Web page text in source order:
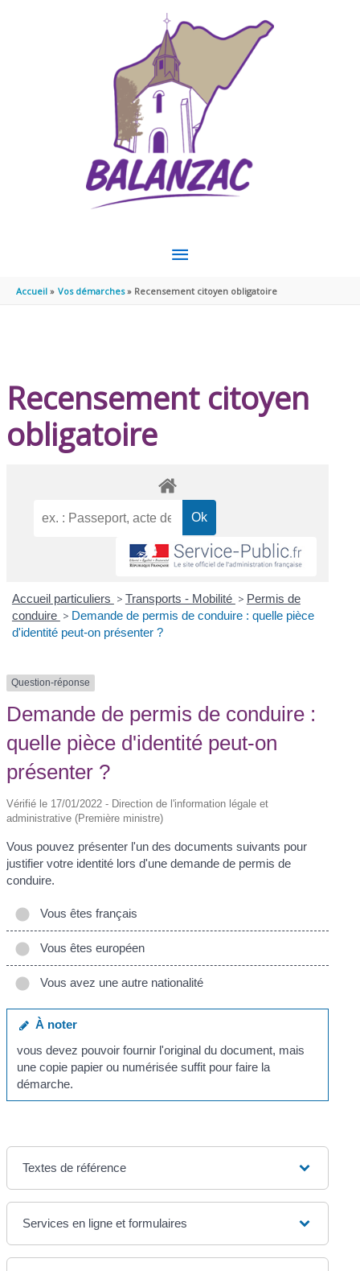
MENU
PRINCIPAL
Accueil Vos démarches Recensement citoyen obligatoire
Recensement citoyen
obligatoire
Accueil particuliers > Transports - Mobilité > Permis de
conduire > Demande de permis de conduire : quelle pièce
d'identité peut-on présenter ?
Question-réponse
Demande de permis de conduire :
quelle pièce d'identité peut-on
présenter ?
Vérifié le 17/01/2022 - Direction de l'information légale et
administrative (Première ministre)
Vous pouvez présenter l'un des documents suivants pour
justifier votre identité lors d'une demande de permis de
conduire.
Vous êtes français
Vous êtes européen
Vous avez une autre nationalité
À noter
vous devez pouvoir fournir l'original du document, mais
une copie papier ou numérisée suffit pour faire la
démarche.
Textes de référence
Services en ligne et formulaires